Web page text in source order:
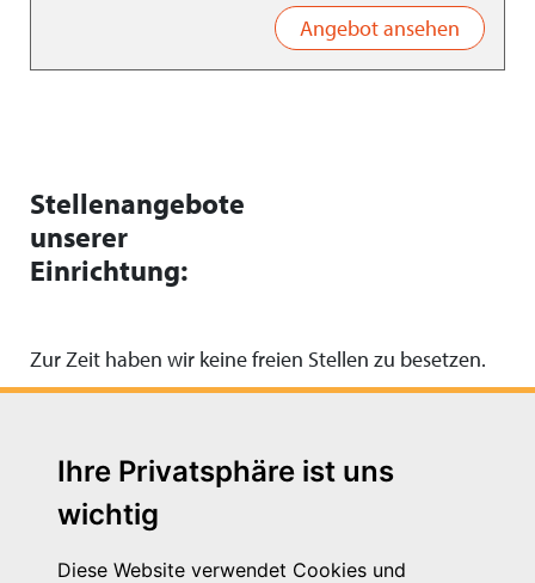
Ihre Privatsphäre ist uns
wichtig
Diese Website verwendet Cookies und
Angebot ansehen
Stellenangebote
unserer
Einrichtung:
Zur Zeit haben wir keine freien Stellen zu besetzen.